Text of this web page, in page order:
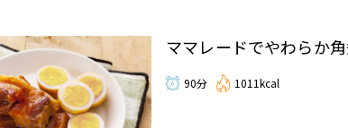
ママレードでやわらか
90分 1011kcal